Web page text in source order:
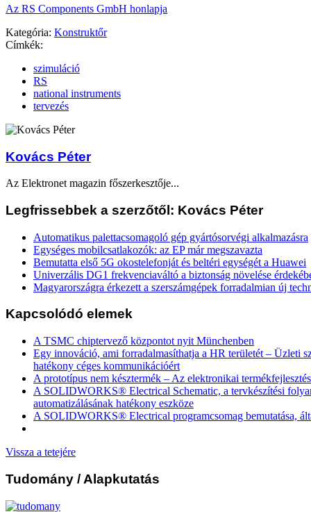
Az RS Components GmbH honlapja
Kategória: Konstruktőr
Címkék:
szimuláció
RS
national instruments
tervezés
Kovács Péter
Az Elektronet magazin főszerkesztője...
Legfrissebbek a szerzőtől: Kovács Péter
Automatikus palettacsomagoló gép gyártósorvégi alkalmazásra
Egységes mobilcsatlakozók: az EP már megszavazta
Bemutatta első 5G okostelefonját és beltéri egységét a Huawei
Univerzális DG1 frekvenciaváltó a biztonság növelése
Magyarországra érkezett a szerszámgépek forradalmian új
Kapcsolódó elemek
A TSMC chiptervező központot nyit Münchenben
Egy innováció, ami forradalmasíthatja a HR területét – Üzleti
hatékony céges kommunikációért
A prototípus nem késztermék – Az elektronikai
A SOLIDWORKS® Electrical Schematic, a tervkészítési
automatizálásának hatékony eszköze
A SOLIDWORKS® Electrical programcsomag bemutatása,
Vissza a tetejére
Tudomány / Alapkutatás